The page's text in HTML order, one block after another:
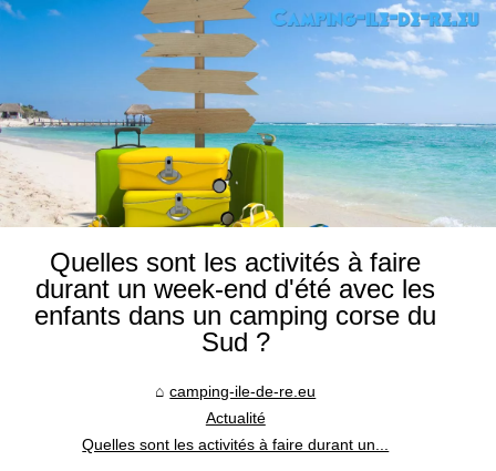
Quelles sont les activités à faire
durant un week-end d'été avec les
enfants dans un camping corse du
Sud ?
camping-ile-de-re.eu
Actualité
Quelles sont les activités à faire durant un...